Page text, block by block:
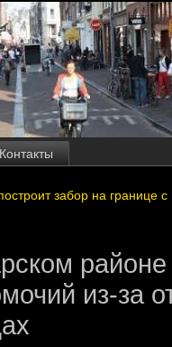
Контакты
забор на границе
из-за